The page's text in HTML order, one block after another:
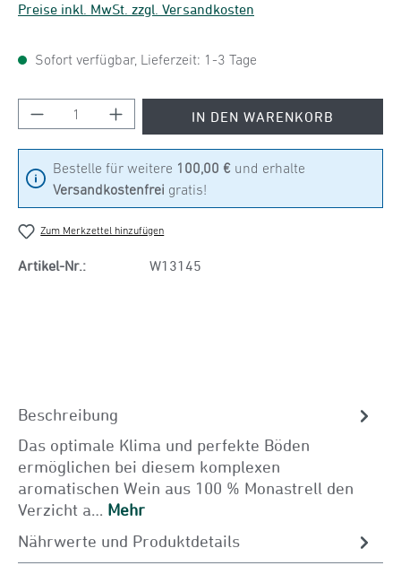
Preise inkl. MwSt. zzgl. Versandkosten
Sofort verfügbar, Lieferzeit: 1-3 Tage
Produkt Anzahl: Gib den gewünschten Wert
IN DEN WARENKORB
Bestelle für weitere 100,00 € und erhalte
Versandkostenfrei gratis!
Zum Merkzettel hinzufügen
Artikel-Nr.: W13145
Beschreibung
Das optimale Klima und perfekte Böden
ermöglichen bei diesem komplexen
aromatischen Wein aus 100 % Monastrell den
Verzicht a… Mehr
Nährwerte und Produktdetails